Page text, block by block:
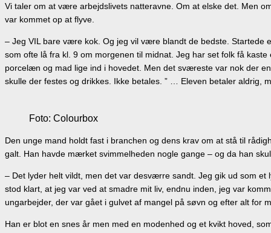
Vi taler om at være arbejdslivets natteravne. Om at elske det. Men
var kommet op at flyve.
– Jeg VIL bare være kok. Og jeg vil være blandt de bedste.
som ofte lå fra kl. 9 om morgenen til midnat. Jeg har set folk få
porcelæn og mad lige ind i hovedet. Men det sværeste var nok der
skulle der festes og drikkes. Ikke betales. ” … Eleven betaler aldrig,
Foto: Colourbox
Den unge mand holdt fast i branchen og dens krav om at stå til
galt. Han havde mærket svimmelheden nogle gange – og da han
– Det lyder helt vildt, men det var desværre sandt. Jeg gik ud som
stod klart, at jeg var ved at smadre mit liv, endnu inden, jeg var
ungarbejder, der var gået i gulvet af mangel på søvn og efter alt for
Han er blot en snes år men med en modenhed og et kvikt hoved,